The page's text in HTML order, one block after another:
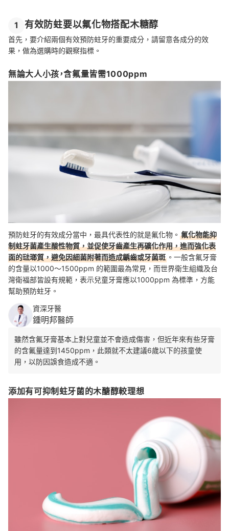
1 有效防蛀要以氟化物搭配木糖醇
首先，要介紹兩個有效預防蛀牙的重要成分，請留意各成分的效
果，做為選購時的觀察指標。
無論大人小孩，含氟量皆需1000ppm
預防蛀牙的有效成分當中，最具代表性的就是氟化物。 氟化物能抑
制蛀牙菌產生酸性物質，並促使牙齒產生再礦化作用，進而強化表
面的琺瑯質，避免因細菌附著而造成齲齒或牙菌斑 。 一般含氟牙膏
的含量以1000～1500ppm 的範圍最為常見，而世界衛生組織及台
灣衛福部皆設有規範，表示兒童牙膏應以1000ppm 為標準，方能
幫助預防蛀牙。
資深牙醫
鍾明邦醫師
雖然含氟牙膏基本上對兒童並不會造成傷害，但近年來有些牙膏
的含氟量達到1450ppm，此類就不太建議6歲以下的孩童使
用，以防因誤食造成不適。
添加有可抑制蛀牙菌的木醣醇較理想